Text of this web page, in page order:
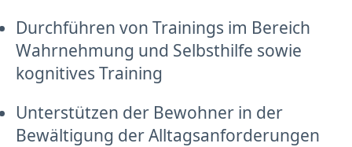
Durchführen von Trainings im Bereich
Wahrnehmung und Selbsthilfe sowie
kognitives Training
Unterstützen der Bewohner in der
Bewältigung der Alltagsanforderungen